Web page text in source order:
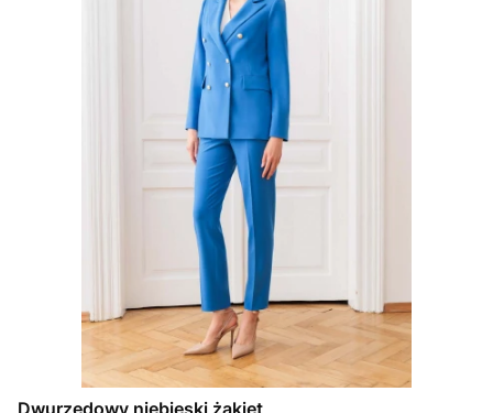
Dwurzędowy niebieski żakiet